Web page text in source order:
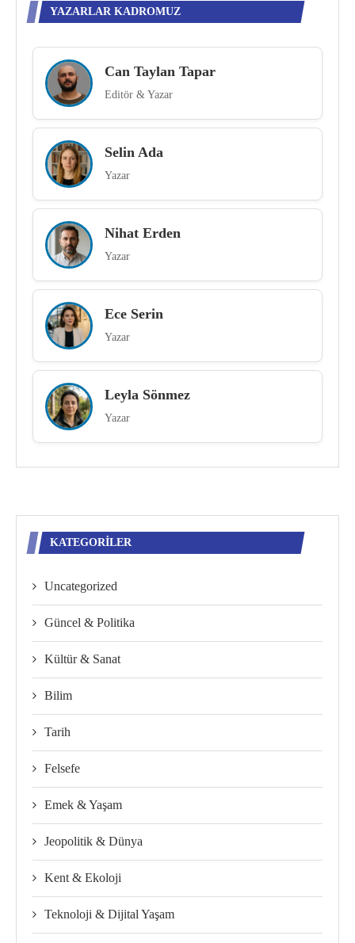
YAZARLAR KADROMUZ
Can Taylan Tapar
Editör & Yazar
Selin Ada
Yazar
Nihat Erden
Yazar
Ece Serin
Yazar
Leyla Sönmez
Yazar
KATEGORILER
Uncategorized
Güncel & Politika
Kültür & Sanat
Bilim
Tarih
Felsefe
Emek & Yaşam
Jeopolitik & Dünya
Kent & Ekoloji
Teknoloji & Dijital Yaşam